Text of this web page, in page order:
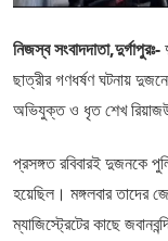
নিজস্ব সংবাদদাতা,দুর্গাপুরঃ-
ছাত্রীর গণধর্ষণ ঘটনায়
অভিযুক্ত ও ধৃত শেখ
প্রসঙ্গত রবিবারই দুজনকে
হয়েছিল। মঙ্গলবার তাদের
ম্যাজিস্ট্রেটের কাছে